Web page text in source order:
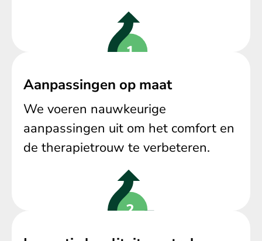
Aanpassingen op maat
We voeren nauwkeurige
aanpassingen uit om het comfort en
de therapietrouw te verbeteren.